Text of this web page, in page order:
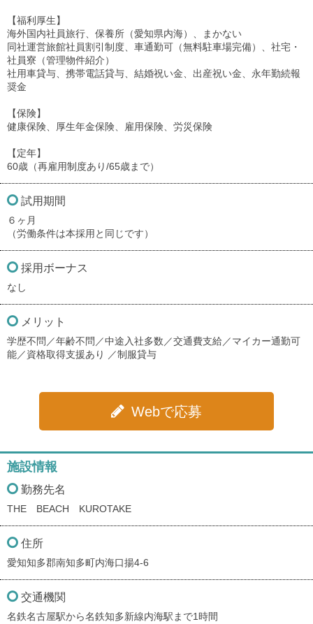
【福利厚生】
海外国内社員旅行、保養所（愛知県内海）、まかない
同社運営旅館社員割引制度、車通勤可（無料駐車場完備）、社宅・
社員寮（管理物件紹介）
社用車貸与、携帯電話貸与、結婚祝い金、出産祝い金、永年勤続報
奨金
【保険】
健康保険、厚生年金保険、雇用保険、労災保険
【定年】
60歳（再雇用制度あり/65歳まで）
試用期間
６ヶ月
（労働条件は本採用と同じです）
採用ボーナス
なし
メリット
学歴不問／年齢不問／中途入社多数／交通費支給／マイカー通勤可
能／資格取得支援あり ／制服貸与
Webで応募
施設情報
勤務先名
THE BEACH KUROTAKE
住所
愛知知多郡南知多町内海口揚4-6
交通機関
名鉄名古屋駅から名鉄知多新線内海駅まで1時間